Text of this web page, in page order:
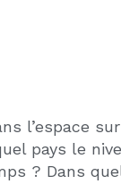
et la
à venir
impacter